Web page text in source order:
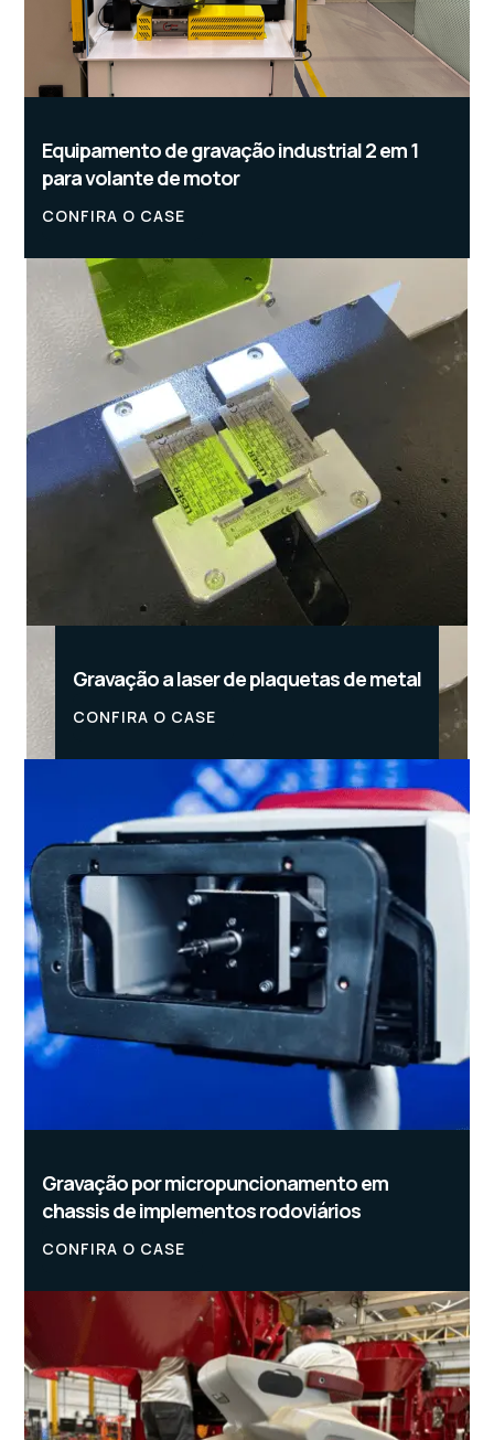
Equipamento de gravação industrial 2 em 1
para volante de motor
CONFIRA O CASE
Gravação a laser de plaquetas de metal
CONFIRA O CASE
Gravação por micropuncionamento em
chassis de implementos rodoviários
CONFIRA O CASE